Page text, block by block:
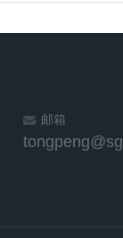
邮箱